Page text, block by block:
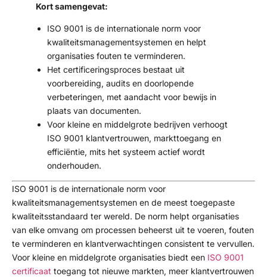
Kort samengevat:
ISO 9001 is de internationale norm voor
kwaliteitsmanagementsystemen en helpt
organisaties fouten te verminderen.
Het certificeringsproces bestaat uit
voorbereiding, audits en doorlopende
verbeteringen, met aandacht voor bewijs in
plaats van documenten.
Voor kleine en middelgrote bedrijven verhoogt
ISO 9001 klantvertrouwen, markttoegang en
efficiëntie, mits het systeem actief wordt
onderhouden.
ISO 9001 is de internationale norm voor
kwaliteitsmanagementsystemen en de meest toegepaste
kwaliteitsstandaard ter wereld. De norm helpt organisaties
van elke omvang om processen beheerst uit te voeren, fouten
te verminderen en klantverwachtingen consistent te vervullen.
Voor kleine en middelgrote organisaties biedt een ISO 9001
certificaat toegang tot nieuwe markten, meer klantvertrouwen